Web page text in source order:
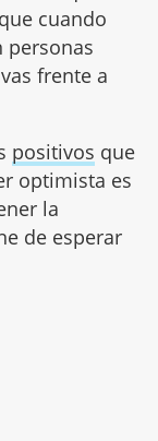
cuando
personas
frente a
positivos que
optimista es
la
de esperar